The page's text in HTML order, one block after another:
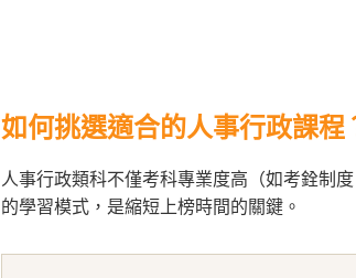
如何挑選適合的人事行政課程
人事行政類科不僅考科專業度高（如考銓制
的學習模式，是縮短上榜時間的關鍵。